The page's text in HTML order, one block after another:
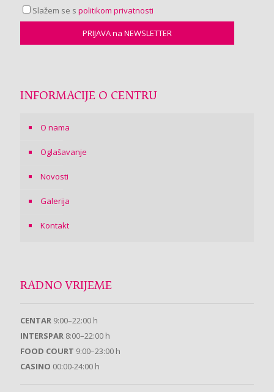
Slažem se s politikom privatnosti
INFORMACIJE O CENTRU
O nama
Oglašavanje
Novosti
Galerija
Kontakt
RADNO VRIJEME
CENTAR 9:00–22:00 h
INTERSPAR 8:00–22:00 h
FOOD COURT 9:00–23:00 h
CASINO 00:00-24:00 h